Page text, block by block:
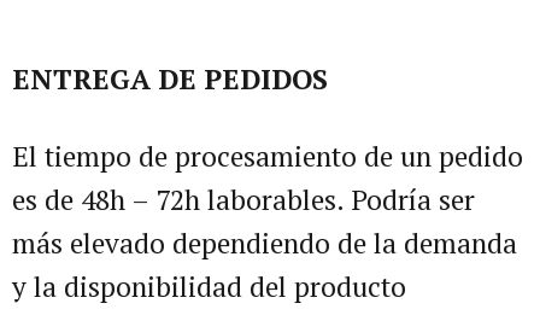
ENTREGA DE PEDIDOS
El tiempo de procesamiento de un pedido
es de 48h – 72h laborables. Podría ser
más elevado dependiendo de la demanda
y la disponibilidad del producto